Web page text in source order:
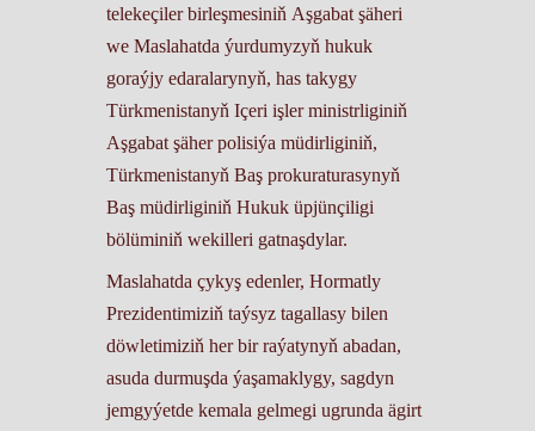
telekeçiler birleşmesiniň Aşgabat şäheri
we Maslahatda ýurdumyzyň hukuk
goraýjy edaralarynyň, has takygy
Türkmenistanyň Içeri işler ministrliginiň
Aşgabat şäher polisiýa müdirliginiň,
Türkmenistanyň Baş prokuraturasynyň
Baş müdirliginiň Hukuk üpjünçiligi
bölüminiň wekilleri gatnaşdylar.
Maslahatda çykyş edenler, Hormatly
Prezidentimiziň taýsyz tagallasy bilen
döwletimiziň her bir raýatynyň abadan,
asuda durmuşda ýaşamaklygy, sagdyn
jemgyýetde kemala gelmegi ugrunda ägirt